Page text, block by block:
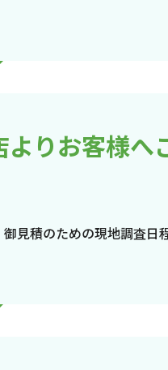
りお客様へ
見積のための現地調査日